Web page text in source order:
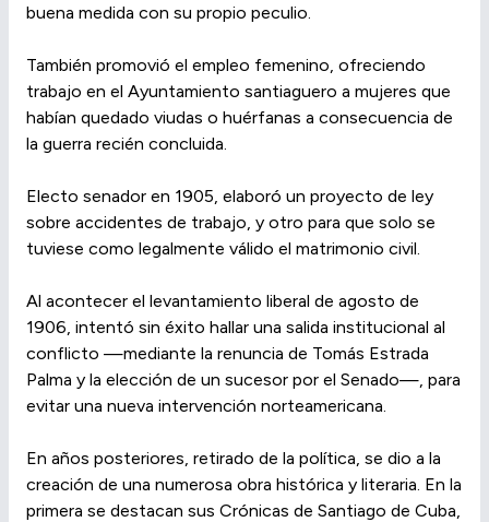
buena medida con su propio peculio.
También promovió el empleo femenino, ofreciendo
trabajo en el Ayuntamiento santiaguero a mujeres que
habían quedado viudas o huérfanas a consecuencia de
la guerra recién concluida.
Electo senador en 1905, elaboró un proyecto de ley
sobre accidentes de trabajo, y otro para que solo se
tuviese como legalmente válido el matrimonio civil.
Al acontecer el levantamiento liberal de agosto de
1906, intentó sin éxito hallar una salida institucional al
conflicto —mediante la renuncia de Tomás Estrada
Palma y la elección de un sucesor por el Senado—, para
evitar una nueva intervención norteamericana.
En años posteriores, retirado de la política, se dio a la
creación de una numerosa obra histórica y literaria. En la
primera se destacan sus Crónicas de Santiago de Cuba,